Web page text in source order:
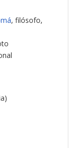
, filósofo,